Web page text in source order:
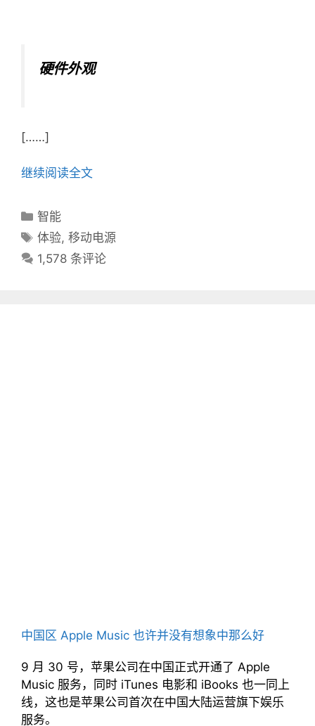
硬件外观
[……]
继续阅读全文
分
类
录
智能
标
签
体验,移动电源
1,578 条评论
中国区 Apple Music 也许并没有想象中那么好
9 月 30 号，苹果公司在中国正式开通了 Apple
Music 服务，同时 iTunes 电影和 iBooks 也一同上
线，这也是苹果公司首次在中国大陆运营旗下娱乐
服务。